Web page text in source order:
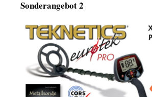
Sonderangebot 2